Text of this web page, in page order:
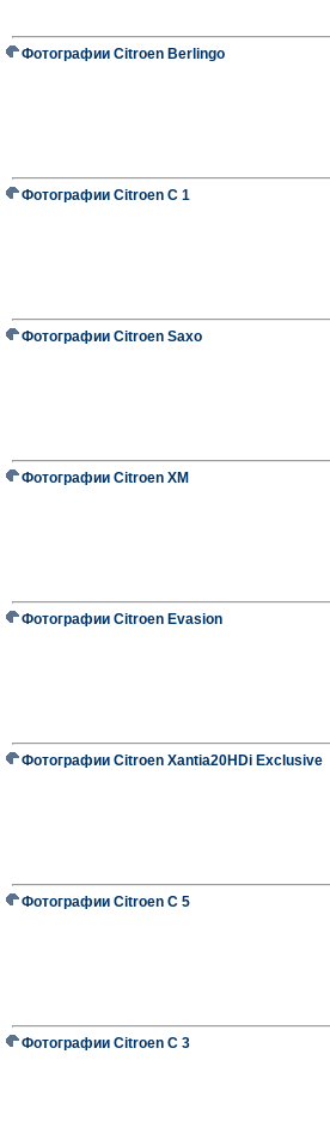
Фотографии Citroen Berlingo
Фотографии Citroen C 1
Фотографии Citroen Saxo
Фотографии Citroen XM
Фотографии Citroen Evasion
Фотографии Citroen Xantia20HDi Exclusive
Фотографии Citroen C 5
Фотографии Citroen C 3